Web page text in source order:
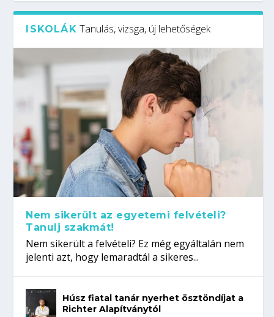
ISKOLÁK Tanulás, vizsga, új lehetőségek
Nem sikerült az egyetemi felvételi?
Tanulj szakmát!
Nem sikerült a felvételi? Ez még egyáltalán nem
jelenti azt, hogy lemaradtál a sikeres...
Húsz fiatal tanár nyerhet ösztöndíjat a
Richter Alapítványtól